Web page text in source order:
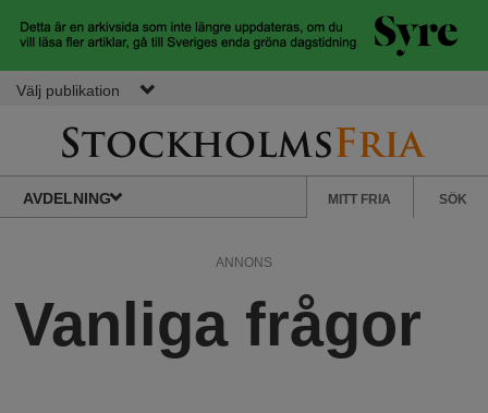
Hoppa till huvudinnehåll
Välj publikation
S
o
nyheter
AVDELNING
n
d
MITT FRIA SÖK
ANNONS
Vanliga frågor